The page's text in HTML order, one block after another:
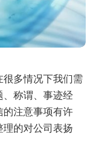
多情况下我们需
、称谓、事迹经
的注意事项有许
的对公司表扬